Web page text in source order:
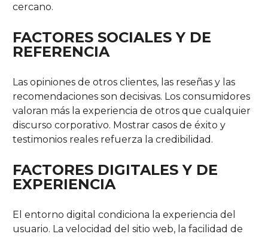
cercano.
FACTORES SOCIALES Y DE
REFERENCIA
Las opiniones de otros clientes, las reseñas y las
recomendaciones son decisivas. Los consumidores
valoran más la experiencia de otros que cualquier
discurso corporativo. Mostrar casos de éxito y
testimonios reales refuerza la credibilidad.
FACTORES DIGITALES Y DE
EXPERIENCIA
El entorno digital condiciona la experiencia del
usuario. La velocidad del sitio web, la facilidad de